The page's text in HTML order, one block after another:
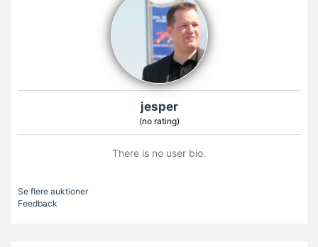
jesper
(no rating)
There is no user bio.
Se flere auktioner
Feedback